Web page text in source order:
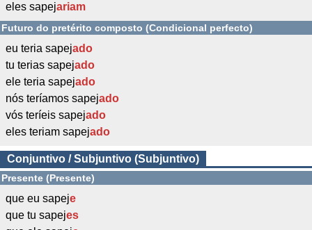
eles sapejariam
Futuro do pretérito composto (Condicional perfecto)
eu teria sapejado
tu terias sapejado
ele teria sapejado
nós teríamos sapejado
vós teríeis sapejado
eles teriam sapejado
Conjuntivo / Subjuntivo (Subjuntivo)
Presente (Presente)
que eu sapeje
que tu sapejes